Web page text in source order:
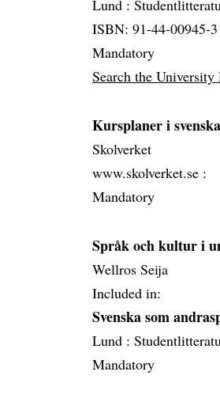
Lund :
ISBN: 91-44-00945-3
Mandatory
Search the
Kursplaner i
Skolverket
www.skolverket.se :
Mandatory
Språk och kultur i
Wellros Seija
Included in:
Svenska som
Lund :
Mandatory